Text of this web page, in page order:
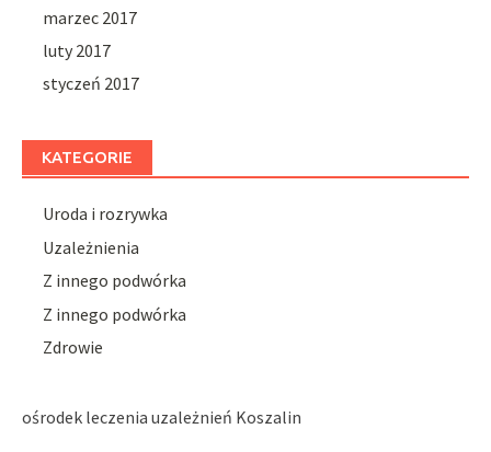
marzec 2017
luty 2017
styczeń 2017
KATEGORIE
Uroda i rozrywka
Uzależnienia
Z innego podwórka
Z innego podwórka
Zdrowie
ośrodek leczenia uzależnień Koszalin